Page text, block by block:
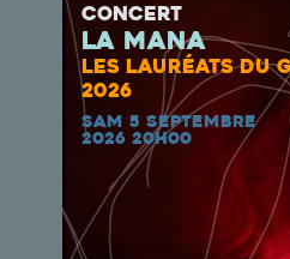
CONCERT
La Mana
LES LAURÉATS DU
2026
SAM 5 SEPTEMBRE
2026 20H00